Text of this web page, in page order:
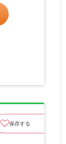
保存する